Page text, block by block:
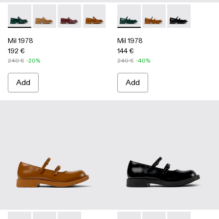
Mil 1978 - A500039-002 - Green Leather Loafers
Mil 1978 - A500039-006 - BROWN
Mil 1978 - A500039-005 - BURGUNDY
Mil 1978 - A500039-003 - Brown
Mil 1978 - A500039-001 -
Mil 1978
192 €
240 € -20%
Add
Mil 1978 - A500033-003 -
Mil 1978 - A500033-
Mil 1978 -
Mil 1978
144 €
240 € -40%
Add